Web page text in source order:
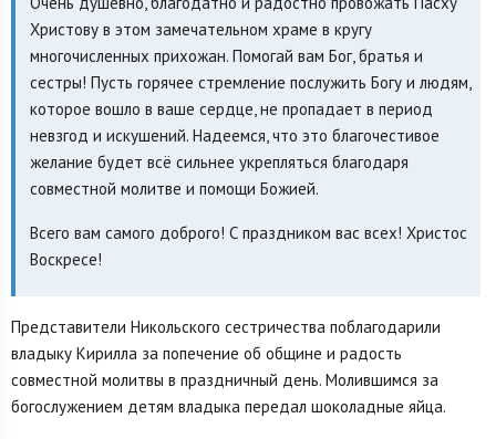
Христову в этом замечательном храме в кругу
многочисленных прихожан. Помогай вам Бог, братья и
сестры! Пусть горячее стремление послужить Богу и людям,
которое вошло в ваше сердце, не пропадает в период
невзгод и искушений. Надеемся, что это благочестивое
желание будет всё сильнее укрепляться благодаря
совместной молитве и помощи Божией.
Всего вам самого доброго! С праздником вас всех! Христос
Воскресе!
Представители Никольского сестричества поблагодарили
владыку Кирилла за попечение об общине и радость
совместной молитвы в праздничный день. Молившимся за
богослужением детям владыка передал шоколадные яйца.